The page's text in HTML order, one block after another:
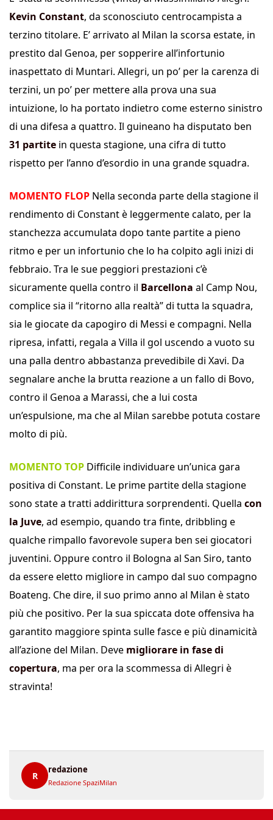
Kevin Constant, da sconosciuto centrocampista a
terzino titolare. E’ arrivato al Milan la scorsa estate, in
prestito dal Genoa, per sopperire all’infortunio
inaspettato di Muntari. Allegri, un po’ per la carenza di
terzini, un po’ per mettere alla prova una sua
intuizione, lo ha portato indietro come esterno sinistro
di una difesa a quattro. Il guineano ha disputato ben
31 partite in questa stagione, una cifra di tutto
rispetto per l’anno d’esordio in una grande squadra.
MOMENTO FLOP Nella seconda parte della stagione il
rendimento di Constant è leggermente calato, per la
stanchezza accumulata dopo tante partite a pieno
ritmo e per un infortunio che lo ha colpito agli inizi di
febbraio. Tra le sue peggiori prestazioni c’è
sicuramente quella contro il Barcellona al Camp Nou,
complice sia il “ritorno alla realtà” di tutta la squadra,
sia le giocate da capogiro di Messi e compagni. Nella
ripresa, infatti, regala a Villa il gol uscendo a vuoto su
una palla dentro abbastanza prevedibile di Xavi. Da
segnalare anche la brutta reazione a un fallo di Bovo,
contro il Genoa a Marassi, che a lui costa
un’espulsione, ma che al Milan sarebbe potuta costare
molto di più.
MOMENTO TOP Difficile individuare un’unica gara
positiva di Constant. Le prime partite della stagione
sono state a tratti addirittura sorprendenti. Quella con
la Juve, ad esempio, quando tra finte, dribbling e
qualche rimpallo favorevole supera ben sei giocatori
juventini. Oppure contro il Bologna al San Siro, tanto
da essere eletto migliore in campo dal suo compagno
Boateng. Che dire, il suo primo anno al Milan è stato
più che positivo. Per la sua spiccata dote offensiva ha
garantito maggiore spinta sulle fasce e più dinamicità
all’azione del Milan. Deve migliorare in fase di
copertura, ma per ora la scommessa di Allegri è
stravinta!
R
redazione
Redazione SpaziMilan